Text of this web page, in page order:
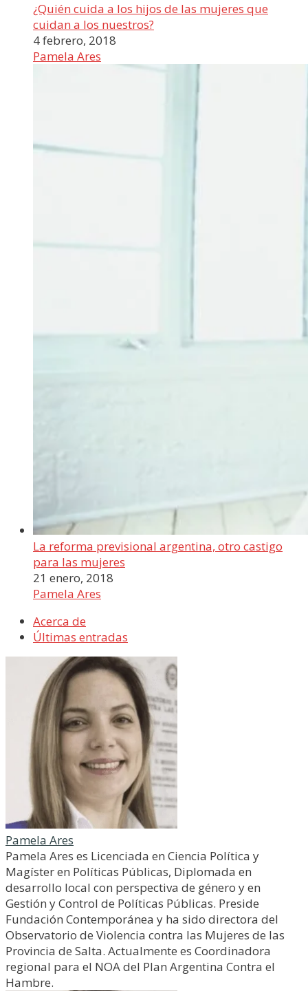
¿Quién cuida a los hijos de las mujeres que
cuidan a los nuestros?
4 febrero, 2018
Pamela Ares
La reforma previsional argentina, otro castigo
para las mujeres
21 enero, 2018
Pamela Ares
Acerca de
Últimas entradas
Pamela Ares
Pamela Ares es Licenciada en Ciencia Política y
Magíster en Políticas Públicas, Diplomada en
desarrollo local con perspectiva de género y en
Gestión y Control de Políticas Públicas. Preside
Fundación Contemporánea y ha sido directora del
Observatorio de Violencia contra las Mujeres de las
Provincia de Salta. Actualmente es Coordinadora
regional para el NOA del Plan Argentina Contra el
Hambre.